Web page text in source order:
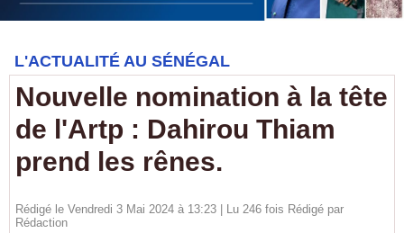
L'ACTUALITÉ AU SÉNÉGAL
Nouvelle nomination à la tête
de l'Artp : Dahirou Thiam
prend les rênes.
Rédigé le Vendredi 3 Mai 2024 à 13:23 | Lu 246 fois Rédigé par
Rédaction